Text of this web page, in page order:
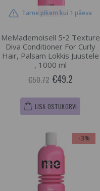
Tarne pikem kui 1 päeva
MeMademoisell 5•2 Texture
Diva Conditioner For Curly
Hair, Palsam Lokkis Juustele
, 1000 ml
€50.72 €49.2
LISA OSTUKORVI
-3%